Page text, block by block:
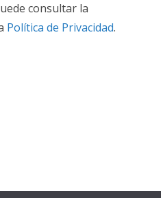
consultar la
Política de Privacidad.